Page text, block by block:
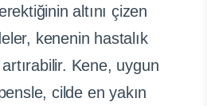
altını çizen
kenenin hastalık
Kene, uygun
cilde en yakın